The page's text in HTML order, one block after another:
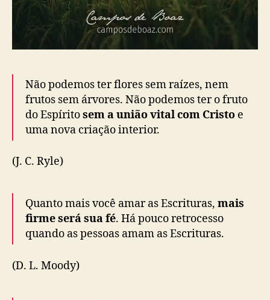
Não podemos ter flores sem raízes, nem
frutos sem árvores. Não podemos ter o fruto
do Espíritosem a união vital com Cristo e
uma nova criação interior.
(J. C. Ryle)
Quanto mais você amar as Escrituras, mais
firme será sua fé. Há pouco retrocesso
quando as pessoas amam as Escrituras.
(D. L. Moody)